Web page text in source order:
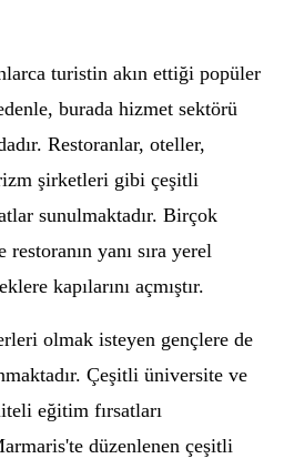
turistin akın ettiği popüler
burada hizmet sektörü
Restoranlar, oteller,
şirketleri gibi çeşitli
sunulmaktadır. Birçok
yanı sıra yerel
kapılarını açmıştır.
olmak isteyen gençlere de
Çeşitli üniversite ve
eğitim fırsatları
düzenlenen çeşitli